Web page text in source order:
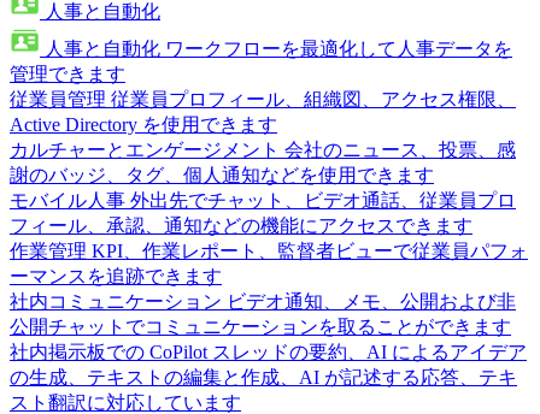
人事と自動化
人事と自動化 ワークフローを最適化して人事データを
管理できます
従業員管理 従業員プロフィール、組織図、アクセス権限、
Active Directory を使用できます
カルチャーとエンゲージメント 会社のニュース、投票、感
謝のバッジ、タグ、個人通知などを使用できます
モバイル人事 外出先でチャット、ビデオ通話、従業員プロ
フィール、承認、通知などの機能にアクセスできます
作業管理 KPI、作業レポート、監督者ビューで従業員パフォ
ーマンスを追跡できます
社内コミュニケーション ビデオ通知、メモ、公開および非
公開チャットでコミュニケーションを取ることができます
社内掲示板での CoPilot スレッドの要約、AI によるアイデア
の生成、テキストの編集と作成、AI が記述する応答、テキ
スト翻訳に対応しています